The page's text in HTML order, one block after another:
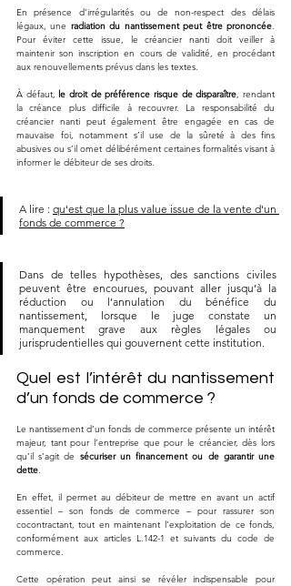
En présence d’irrégularités ou de non-respect des délais
légaux, une radiation du nantissement peut être prononcée.
Pour éviter cette issue, le créancier nanti doit veiller à
maintenir son inscription en cours de validité, en procédant
aux renouvellements prévus dans les textes.
À défaut, le droit de préférence risque de disparaître, rendant
la créance plus difficile à recouvrer. La responsabilité du
créancier nanti peut également être engagée en cas de
mauvaise foi, notamment s’il use de la sûreté à des fins
abusives ou s’il omet délibérément certaines formalités visant à
informer le débiteur de ses droits.
A lire : qu'est que la plus value issue de la vente d'un
fonds de commerce ?
Dans de telles hypothèses, des sanctions civiles
peuvent être encourues, pouvant aller jusqu’à la
réduction ou l’annulation du bénéfice du
nantissement, lorsque le juge constate un
manquement grave aux règles légales ou
jurisprudentielles qui gouvernent cette institution.
Quel est l’intérêt du nantissement
d’un fonds de commerce ?
Le nantissement d’un fonds de commerce présente un intérêt
majeur, tant pour l’entreprise que pour le créancier, dès lors
qu’il s’agit de sécuriser un financement ou de garantir une
dette.
En effet, il permet au débiteur de mettre en avant un actif
essentiel – son fonds de commerce – pour rassurer son
cocontractant, tout en maintenant l’exploitation de ce fonds,
conformément aux articles L.142-1 et suivants du code de
commerce.
Cette opération peut ainsi se révéler indispensable pour